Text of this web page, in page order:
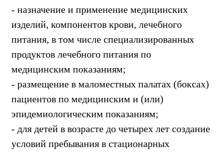
- назначение и применение медицинских
изделий, компонентов крови, лечебного
питания, в том числе специализированных
продуктов лечебного питания по
медицинским показаниям;
- размещение в маломестных палатах (боксах)
пациентов по медицинским и (или)
эпидемиологическим показаниям;
- для детей в возрасте до четырех лет создание
условий пребывания в стационарных